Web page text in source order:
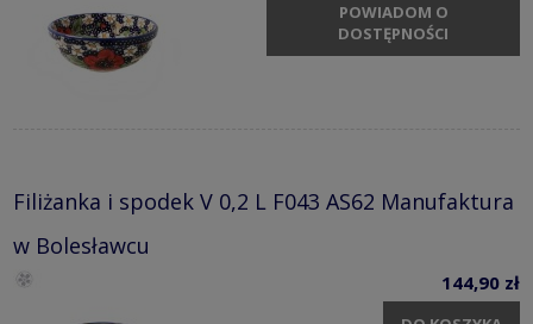
POWIADOM O
DOSTĘPNOŚCI
Filiżanka i spodek V 0,2 L F043 AS62 Manufaktura
w Bolesławcu
144,90 zł